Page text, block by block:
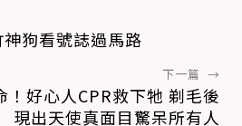
狗看號誌過馬路
下一篇 →
！好心人CPR救下牠 剃毛後
現出天使真面目驚呆所有人